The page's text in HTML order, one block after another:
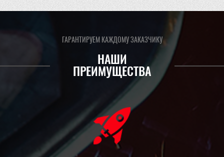
ГАРАНТИРУЕМ КАЖДОМУ ЗАКАЗЧИКУ
НАШИ
ПРЕИМУЩЕСТВА